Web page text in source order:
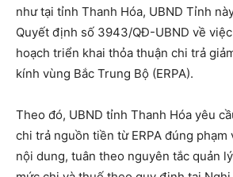
như tại tỉnh Thanh Hóa, UBND Tỉnh
Quyết định số 3943/QĐ-UBND về
hoạch triển khai thỏa thuận chi trả
kính vùng Bắc Trung Bộ (ERPA).
Theo đó, UBND tỉnh Thanh Hóa yêu
chi trả nguồn tiền từ ERPA đúng
nội dung, tuân theo nguyên tắc quản